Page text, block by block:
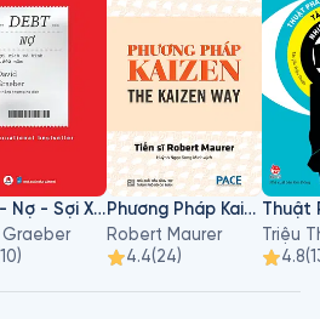
Debt - Nợ - Sợi Xích Vô Hình 5000 Năm
Graeber
10)
Phương Pháp Kaizen
Robert Maurer
4.4(24)
Triệu
4.8(